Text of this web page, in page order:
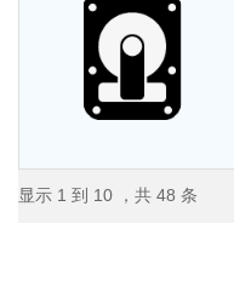
显示 1 到 10 ，共 48 条